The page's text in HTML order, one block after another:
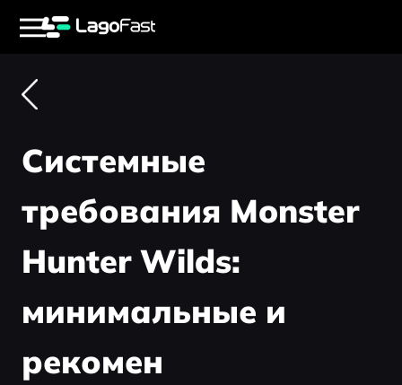
Системные
требования Monster
Hunter Wilds:
минимальные и
рекомен